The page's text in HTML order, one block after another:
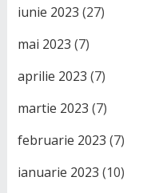
iunie 2023 (27)
mai 2023 (7)
aprilie 2023 (7)
martie 2023 (7)
februarie 2023 (7)
ianuarie 2023 (10)